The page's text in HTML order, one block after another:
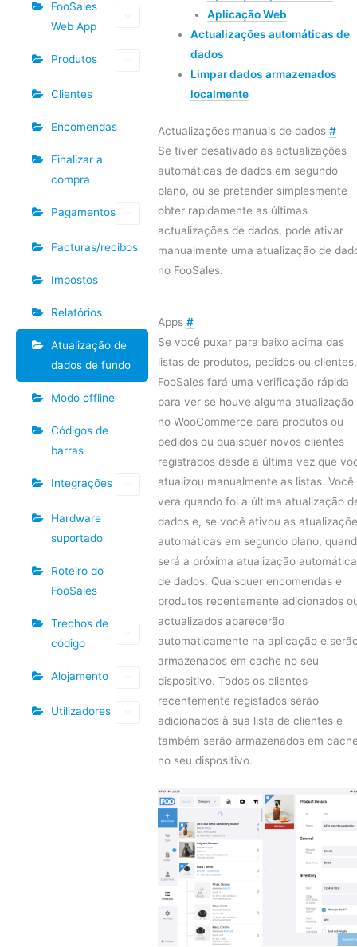
FooSales
Web App
Produtos
Clientes
Encomendas
Finalizar a
compra
Pagamentos
Facturas/recibos
Impostos
Relatórios
Atualização de
dados de fundo
Modo offline
Códigos de
barras
Integrações
Hardware
suportado
Roteiro do
FooSales
Trechos de
código
Alojamento
Utilizadores
Aplicação Web
Actualizações automáticas de
dados
Limpar dados armazenados
localmente
Actualizações manuais de dados #
Se tiver desativado as actualizações
automáticas de dados em segundo
plano, ou se pretender simplesmente
obter rapidamente as últimas
actualizações de dados, pode ativar
manualmente uma atualização de
no FooSales.
Apps #
Se você puxar para baixo acima das
listas de produtos, pedidos ou
FooSales fará uma verificação rápida
para ver se houve alguma atualização
no WooCommerce para produtos ou
pedidos ou quaisquer novos clientes
registrados desde a última vez que
atualizou manualmente as listas. Você
verá quando foi a última atualização
dados e, se você ativou as
automáticas em segundo plano,
será a próxima atualização automática
de dados. Quaisquer encomendas e
produtos recentemente adicionados
actualizados aparecerão
automaticamente na aplicação e
armazenados em cache no seu
dispositivo. Todos os clientes
recentemente registados serão
adicionados à sua lista de clientes e
também serão armazenados em
no seu dispositivo.